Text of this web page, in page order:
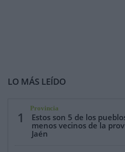
LO MÁS LEÍDO
1
Provincia
Estos son 5 de los
menos vecinos de la
Jaén